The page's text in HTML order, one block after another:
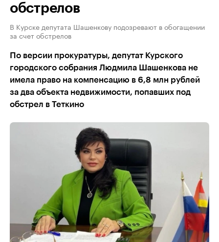
обстрелов
В Курске депутата Шашенкову подозревают в обогащении
за счет обстрелов
По версии прокуратуры, депутат Курского
городского собрания Людмила Шашенкова не
имела право на компенсацию в 6,8 млн рублей
за два объекта недвижимости, попавших под
обстрел в Теткино